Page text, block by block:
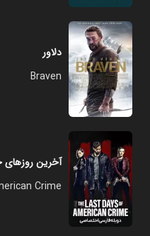
دلاور
Braven
آخرین روزهای
Crime